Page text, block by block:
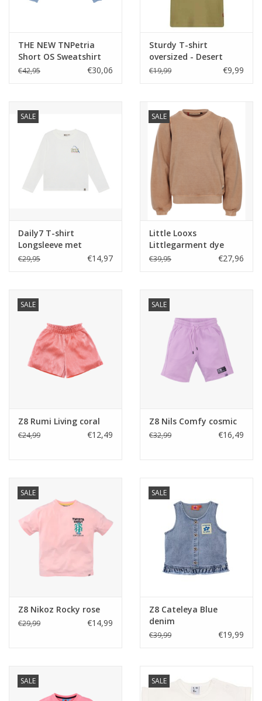
THE NEW TNPetria
Short OS Sweatshirt
Tempest W25
€42,95 €30,06
Sturdy T-shirt
oversized - Desert
Fiesta Army
€19,99 €9,99
SALE
Daily7 T-shirt
Longsleeve met
Backprint Egret
€29,95 €14,97
SALE
Little Looxs
Littlegarment dye
sweater 104 W24
€39,95 €27,96
SALE
Z8 Rumi Living coral
€24,99 €12,49
SALE
Z8 Nils Comfy cosmic
€32,99 €16,49
SALE
Z8 Nikoz Rocky rose
€29,99 €14,99
SALE
Z8 Cateleya Blue
denim
€39,99 €19,99
SALE SALE